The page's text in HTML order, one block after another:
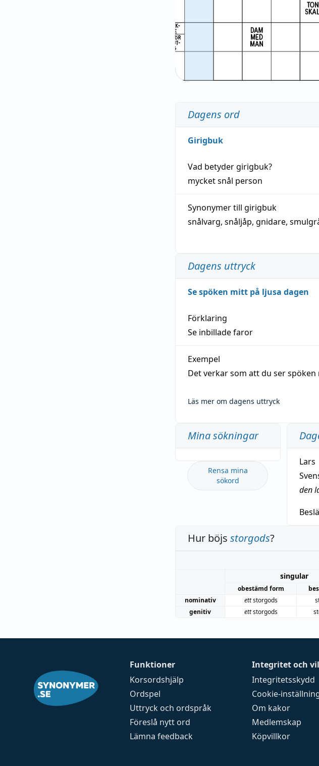
Dagens ord
Girigbuk
Vad betydergirigbuk?
mycketsnål person
Synonymer till girigbuk
snålvarg, snåljåp, gnidare,
Dagens uttryck
Se spöken mitt på ljusa dagen
Förklaring
Se inbillade faror
Exempel
Det verkar som att du ser
Läs mer om dagens uttryck
Mina sökningar
Rensa mina
sökord
Lars
den
Hur böjs storgods?
singular
obestämd form
nominativ
ettstorgods
genitiv
ettstorgods
Funktioner
Korsordshjälp
Ordspel
Uttryck och ordspråk
Föreslå nytt ord
Lämna feedback
Integritet och
Integritetsskydd
Cookie-
Om kakor
Medlemskap
Köpvillkor